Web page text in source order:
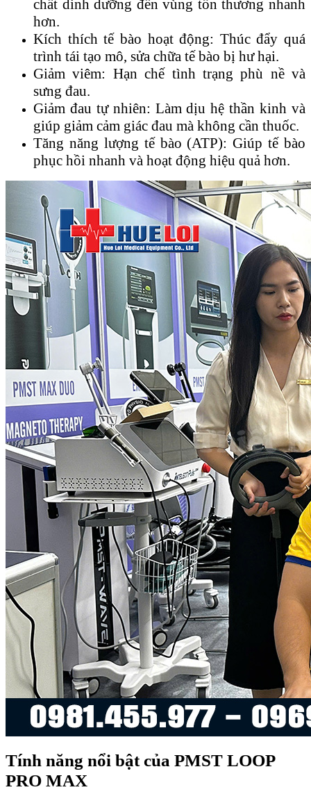
chất dinh dưỡng đến vùng tổn thương nhanh
hơn.
Kích thích tế bào hoạt động: Thúc đẩy quá
trình tái tạo mô, sửa chữa tế bào bị hư hại.
Giảm viêm: Hạn chế tình trạng phù nề và
sưng đau.
Giảm đau tự nhiên: Làm dịu hệ thần kinh và
giúp giảm cảm giác đau mà không cần thuốc.
Tăng năng lượng tế bào (ATP): Giúp tế bào
phục hồi nhanh và hoạt động hiệu quả hơn.
Tính năng nổi bật của PMST LOOP
PRO MAX